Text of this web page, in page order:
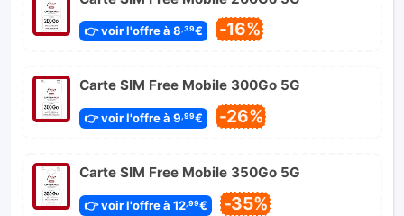
👉 voir l'offre à 8 ,39€ -16%
Carte SIM Free Mobile 300Go 5G
👉 voir l'offre à 9 ,99€ -26%
Carte SIM Free Mobile 350Go 5G
👉 voir l'offre à 12,99€ -35%